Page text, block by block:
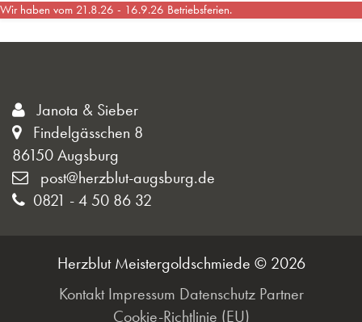
Wir haben vom 21.8.26 - 16.9.26 Betriebsferien.
Janota & Sieber
Findelgässchen 8
86150 Augsburg
post@herzblut-augsburg.de
0821 - 4 50 86 32
Herzblut Meistergoldschmiede © 2026
Kontakt Impressum Datenschutz Partner
Cookie-Richtlinie (EU)